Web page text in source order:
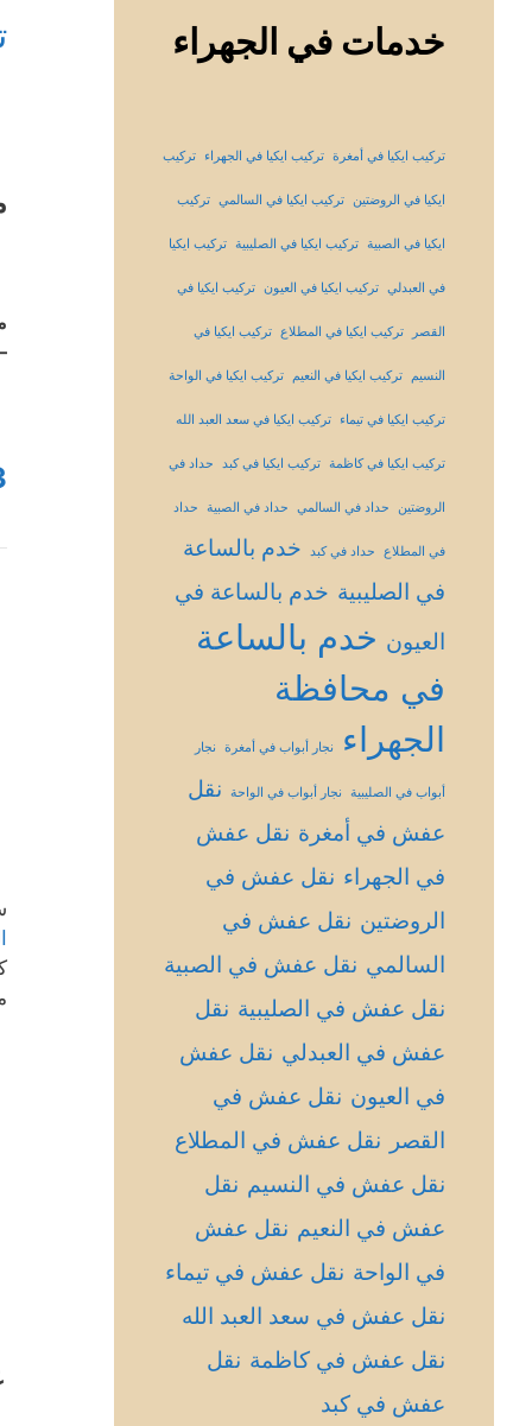
خدمات في الجهراء
تركيب ايكيا في أمغرة تركيب ايكيا في الجهراء تركيب
ايكيا في الروضتين تركيب ايكيا في السالمي تركيب
ايكيا في الصبية تركيب ايكيا في الصليبية تركيب ايكيا
في العبدلي تركيب ايكيا في العيون تركيب ايكيا في
القصر تركيب ايكيا في المطلاع تركيب ايكيا في
النسيم تركيب ايكيا في النعيم تركيب ايكيا في الواحة
تركيب ايكيا في تيماء تركيب ايكيا في سعد العبد الله
تركيب ايكيا في كاظمة تركيب ايكيا في كبد حداد في
الروضتين حداد في السالمي حداد في الصبية حداد
في المطلاع حداد في كبد
خدم بالساعة
في الصليبية خدم بالساعة في
العيون خدم بالساعة
في محافظة
الجهراء
نجار أبواب في أمغرة نجار
أبواب في الصليبية نجار أبواب في الواحة
نقل
عفش في أمغرة نقل عفش
في الجهراء نقل عفش في
الروضتين نقل عفش في
السالمي نقل عفش في الصبية
نقل عفش في الصليبية نقل
عفش في العبدلي نقل عفش
في العيون نقل عفش في
القصر
نقل عفش في المطلاع
نقل عفش في النسيم نقل
عفش في النعيم نقل عفش
في الواحة نقل عفش في تيماء
نقل عفش في سعد العبد الله
نقل عفش في كاظمة نقل
عفش في كبد